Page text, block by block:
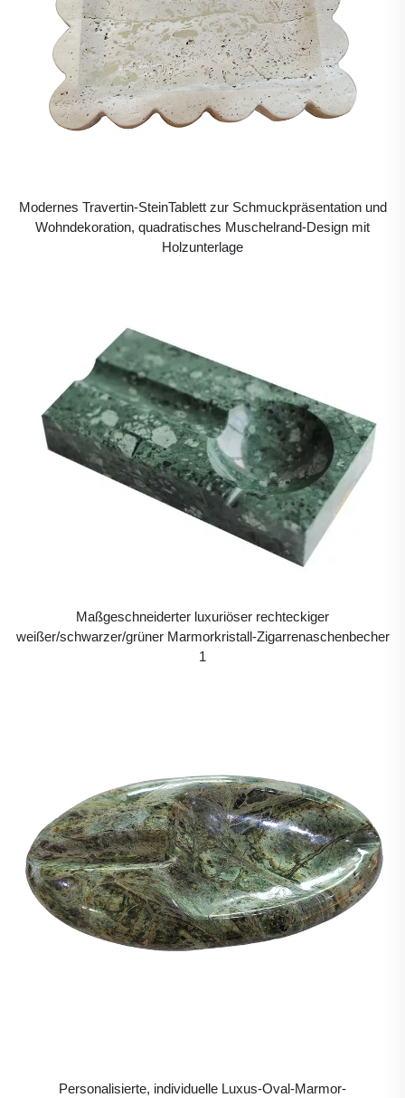
Modernes Travertin-SteinTablett zur Schmuckpräsentation und
Wohndekoration, quadratisches Muschelrand-Design mit
Holzunterlage
Maßgeschneiderter luxuriöser rechteckiger
weißer/schwarzer/grüner Marmorkristall-Zigarrenaschenbecher
1
Personalisierte, individuelle Luxus-Oval-Marmor-